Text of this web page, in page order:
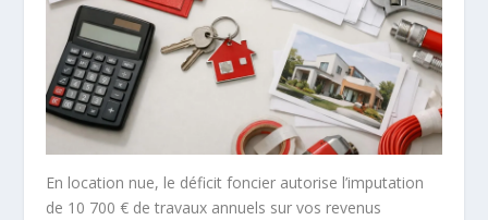
En location nue, le déficit foncier autorise l’imputation
de 10 700 € de travaux annuels sur vos revenus